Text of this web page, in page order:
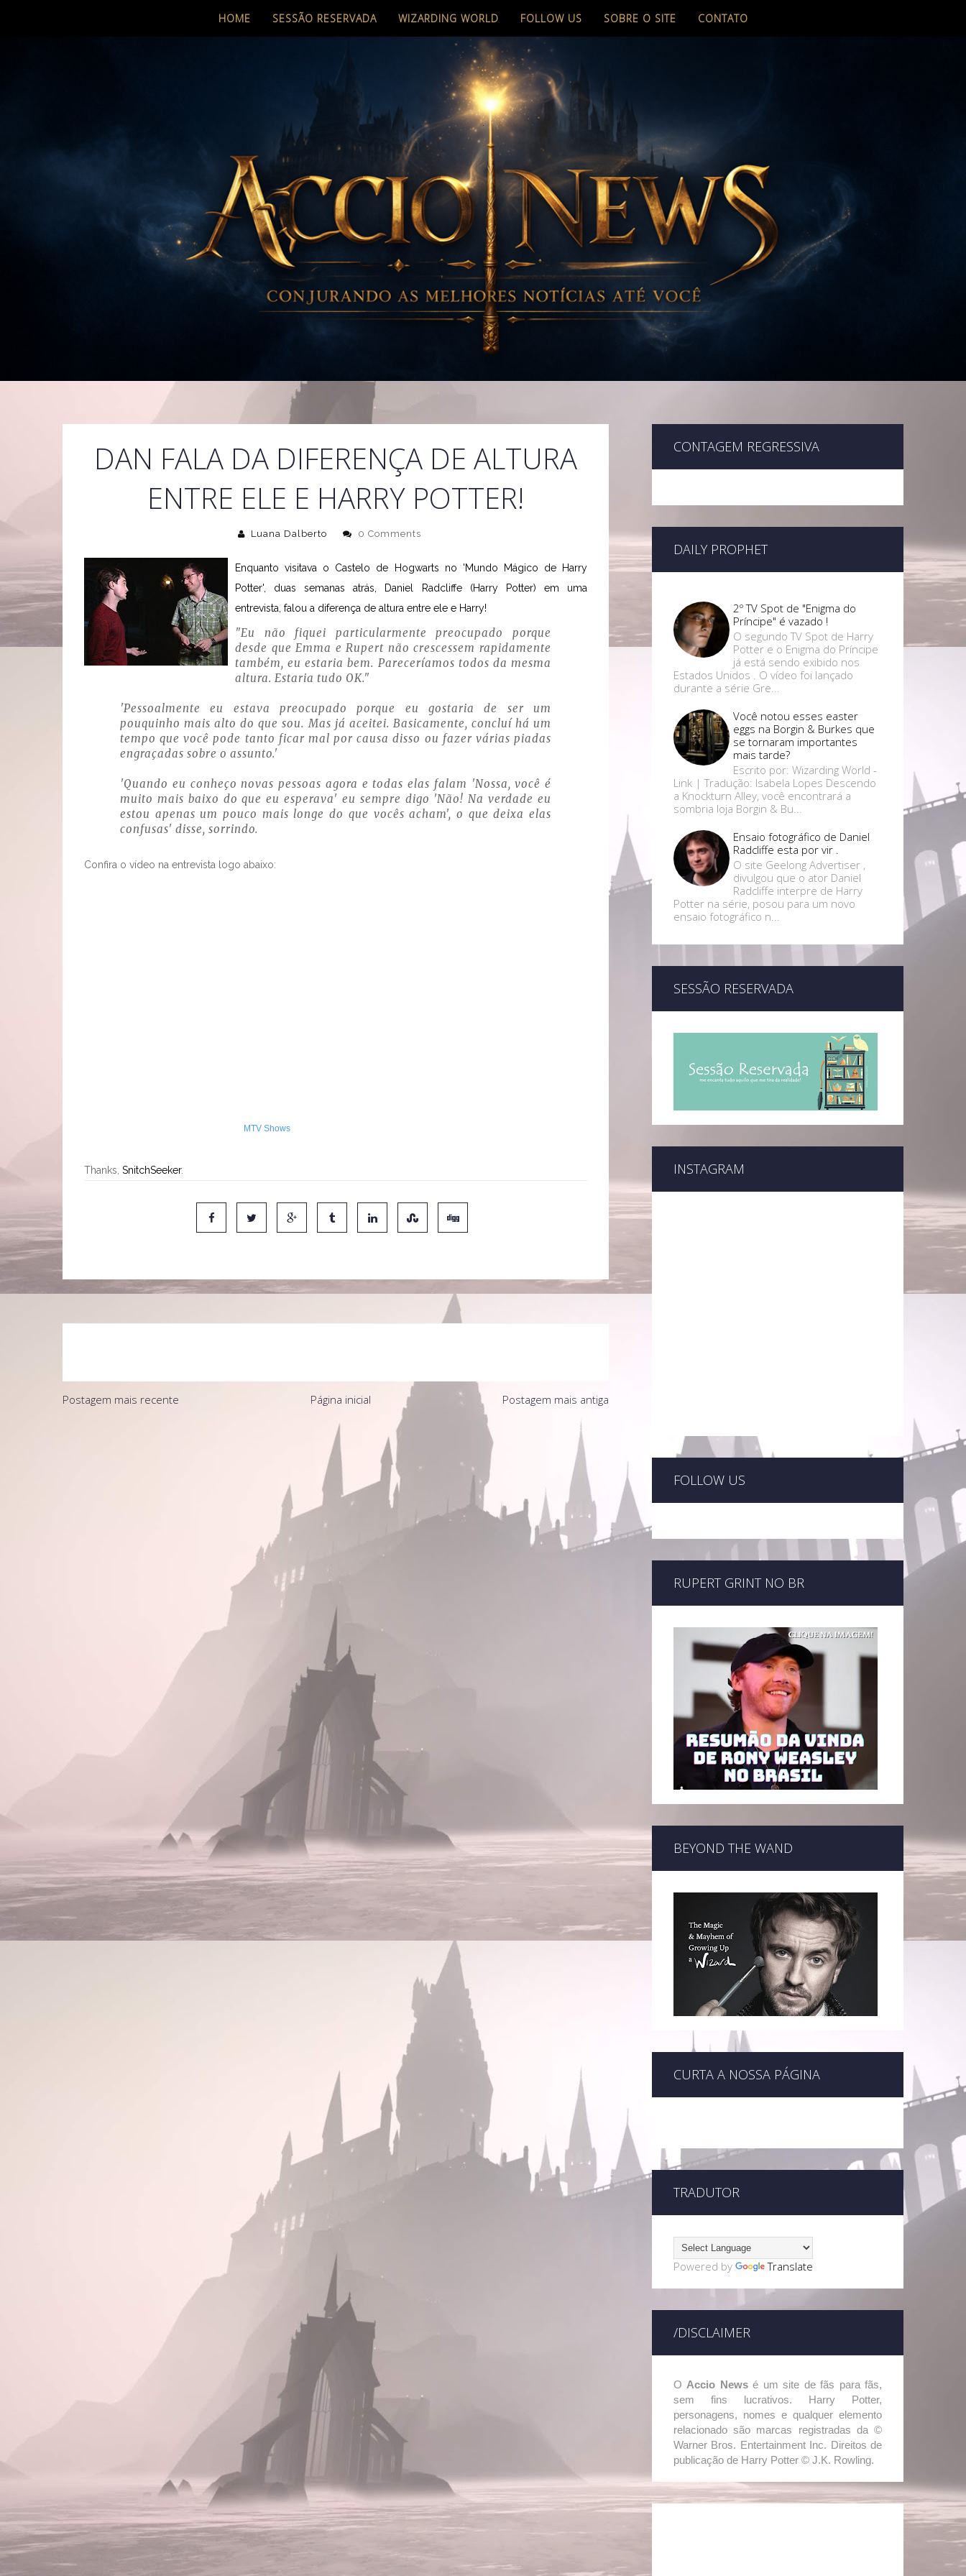
HOME SESSÃO RESERVADA WIZARDING WORLD FOLLOW US SOBRE O SITE CONTATO
DAN FALA DA DIFERENÇA DE ALTURA
ENTRE ELE E HARRY POTTER!
Luana Dalberto 0 Comments
Enquanto visitava o Castelo de Hogwarts no 'Mundo Mágico de Harry
Potter', duas semanas atrás, Daniel Radcliffe (Harry Potter) em uma
entrevista, falou a diferença de altura entre ele e Harry!
"Eu não fiquei particularmente preocupado porque
desde que Emma e Rupert não crescessem rapidamente
também, eu estaria bem. Pareceríamos todos da mesma
altura. Estaria tudo OK."
'Pessoalmente eu estava preocupado porque eu gostaria de ser um
pouquinho mais alto do que sou. Mas já aceitei. Basicamente, concluí há um
tempo que você pode tanto ficar mal por causa disso ou fazer várias piadas
engraçadas sobre o assunto.'
'Quando eu conheço novas pessoas agora e todas elas falam 'Nossa, você é
muito mais baixo do que eu esperava' eu sempre digo 'Não! Na verdade eu
estou apenas um pouco mais longe do que vocês acham', o que deixa elas
confusas' disse, sorrindo.
Confira o vídeo na entrevista logo abaixo:
MTV Shows
Thanks, SnitchSeeker.
Postagem mais recente Postagem mais antiga
Página inicial
CONTAGEM REGRESSIVA
DAILY PROPHET
2º TV Spot de "Enigma do
Príncipe" é vazado !
O segundo TV Spot de Harry
Potter e o Enigma do Príncipe
já está sendo exibido nos
Estados Unidos . O vídeo foi lançado
durante a série Gre...
Você notou esses easter
eggs na Borgin & Burkes que
se tornaram importantes
mais tarde?
Escrito por: Wizarding World -
Link | Tradução: Isabela Lopes Descendo
a Knockturn Alley, você encontrará a
sombria loja Borgin & Bu...
Ensaio fotográfico de Daniel
Radcliffe esta por vir .
O site Geelong Advertiser ,
divulgou que o ator Daniel
Radcliffe interpre de Harry
Potter na série, posou para um novo
ensaio fotográfico n...
SESSÃO RESERVADA
INSTAGRAM
FOLLOW US
RUPERT GRINT NO BR
BEYOND THE WAND
CURTA A NOSSA PÁGINA
TRADUTOR
Powered by Translate
/DISCLAIMER
O Accio Newsé um site de fãs para fãs,
sem fins lucrativos. Harry Potter,
personagens, nomes e qualquer elemento
relacionado são marcas registradas da ©
Warner Bros. Entertainment Inc. Direitos de
publicação de Harry Potter © J.K. Rowling.